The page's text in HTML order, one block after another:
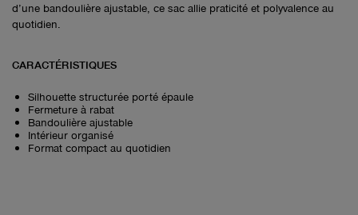
d’une bandoulière ajustable, ce sac allie praticité et polyvalence au
quotidien.
CARACTÉRISTIQUES
Silhouette structurée porté épaule
Fermeture à rabat
Bandoulière ajustable
Intérieur organisé
Format compact au quotidien